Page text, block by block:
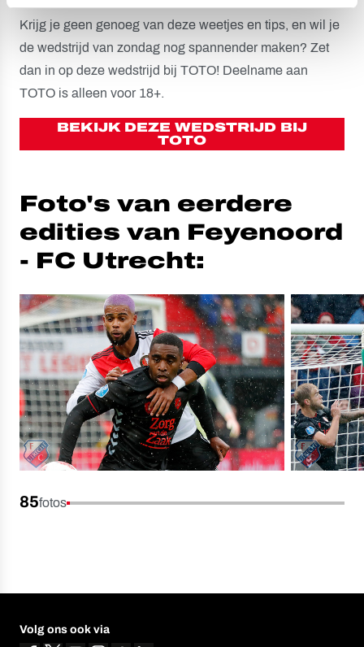
Krijg je geen genoeg van deze weetjes en tips, en wil je
de wedstrijd van zondag nog spannender maken? Zet
dan in op deze wedstrijd bij TOTO! Deelname aan
TOTO is alleen voor 18+.
BEKIJK DEZE WEDSTRIJD BIJ
TOTO
Foto's van eerdere
edities van Feyenoord
- FC Utrecht:
85fotos
Volg ons ook via